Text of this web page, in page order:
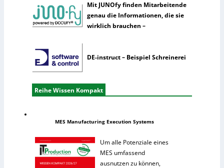
Mit JUNOfy finden Mitarbeitende
genau die Informationen, die sie
wirklich brauchen –
DE-instruct – Beispiel Schreinerei
Reihe Wissen Kompakt
MES Manufacturing Execution Systems
Um alle Potenziale eines
MES umfassend
ausnutzen zu können,